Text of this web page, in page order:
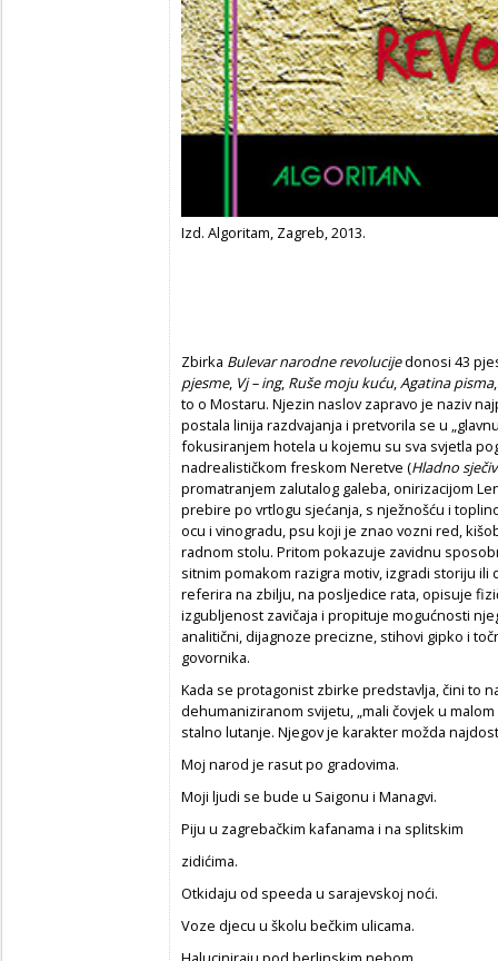
Izd. Algoritam, Zagreb, 2013.
Zbirka Bulevar narodne revolucijedonosi 43
pjesme, Vj – ing, Ruše moju kuću,Agatina pisma
to o Mostaru. Njezin naslov zapravo je naziv
postala linija razdvajanja i pretvorila se u
fokusiranjem hotela u kojemu su sva svjetla
nadrealističkom freskom Neretve (Hladno
promatranjem zalutalog galeba, onirizacijom
prebire po vrtlogu sjećanja, s nježnošću i
ocu i vinogradu, psu koji je znao vozni red,
radnom stolu. Pritom pokazuje zavidnu
sitnim pomakom razigra motiv, izgradi storiju ili
referira na zbilju, na posljedice rata, opisuje
izgubljenost zavičaja i propituje mogućnosti
analitični, dijagnoze precizne, stihovi gipko i
govornika.
Kada se protagonist zbirke predstavlja, čini to
dehumaniziranom svijetu, „mali čovjek u
stalno lutanje. Njegov je karakter možda
Moj narod je rasut po gradovima.
Moji ljudi se bude u Saigonu i Managvi.
Piju u zagrebačkim kafanama i na splitskim
zidićima.
Otkidaju od speeda u sarajevskoj noći.
Voze djecu u školu bečkim ulicama.